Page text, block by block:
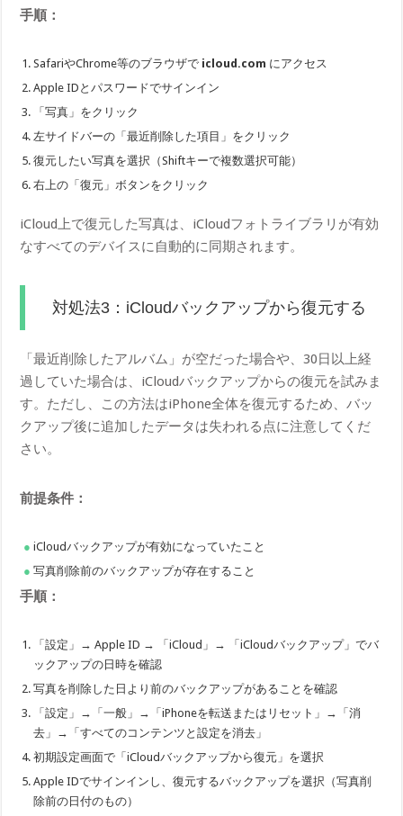
手順：
SafariやChrome等のブラウザで icloud.com にアクセス
Apple IDとパスワードでサインイン
「写真」をクリック
左サイドバーの「最近削除した項目」をクリック
復元したい写真を選択（Shiftキーで複数選択可能）
右上の「復元」ボタンをクリック
iCloud上で復元した写真は、iCloudフォトライブラリが有効
なすべてのデバイスに自動的に同期されます。
対処法3：iCloudバックアップから復元する
「最近削除したアルバム」が空だった場合や、30日以上経
過していた場合は、iCloudバックアップからの復元を試みま
す。ただし、この方法はiPhone全体を復元するため、バッ
クアップ後に追加したデータは失われる点に注意してくだ
さい。
前提条件：
iCloudバックアップが有効になっていたこと
写真削除前のバックアップが存在すること
手順：
「設定」→ Apple ID → 「iCloud」→ 「iCloudバックアップ」でバ
ックアップの日時を確認
写真を削除した日より前のバックアップがあることを確認
「設定」→「一般」→「iPhoneを転送またはリセット」→「消
去」→「すべてのコンテンツと設定を消去」
初期設定画面で「iCloudバックアップから復元」を選択
Apple IDでサインインし、復元するバックアップを選択（写真削
除前の日付のもの）